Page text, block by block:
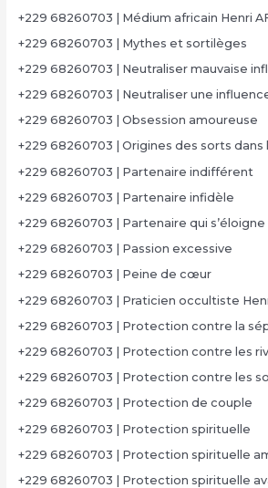
+229 68260703 | Médium africain Henri
+229 68260703 | Mythes et sortilèges
+229 68260703 | Neutraliser mauvaise
+229 68260703 | Neutraliser une
+229 68260703 | Obsession amoureuse
+229 68260703 | Origines des sorts dans
+229 68260703 | Partenaire indifférent
+229 68260703 | Partenaire infidèle
+229 68260703 | Partenaire qui s’éloigne
+229 68260703 | Passion excessive
+229 68260703 | Peine de cœur
+229 68260703 | Praticien occultiste
+229 68260703 | Protection contre la
+229 68260703 | Protection contre les
+229 68260703 | Protection contre les
+229 68260703 | Protection de couple
+229 68260703 | Protection spirituelle
+229 68260703 | Protection spirituelle
+229 68260703 | Protection spirituelle